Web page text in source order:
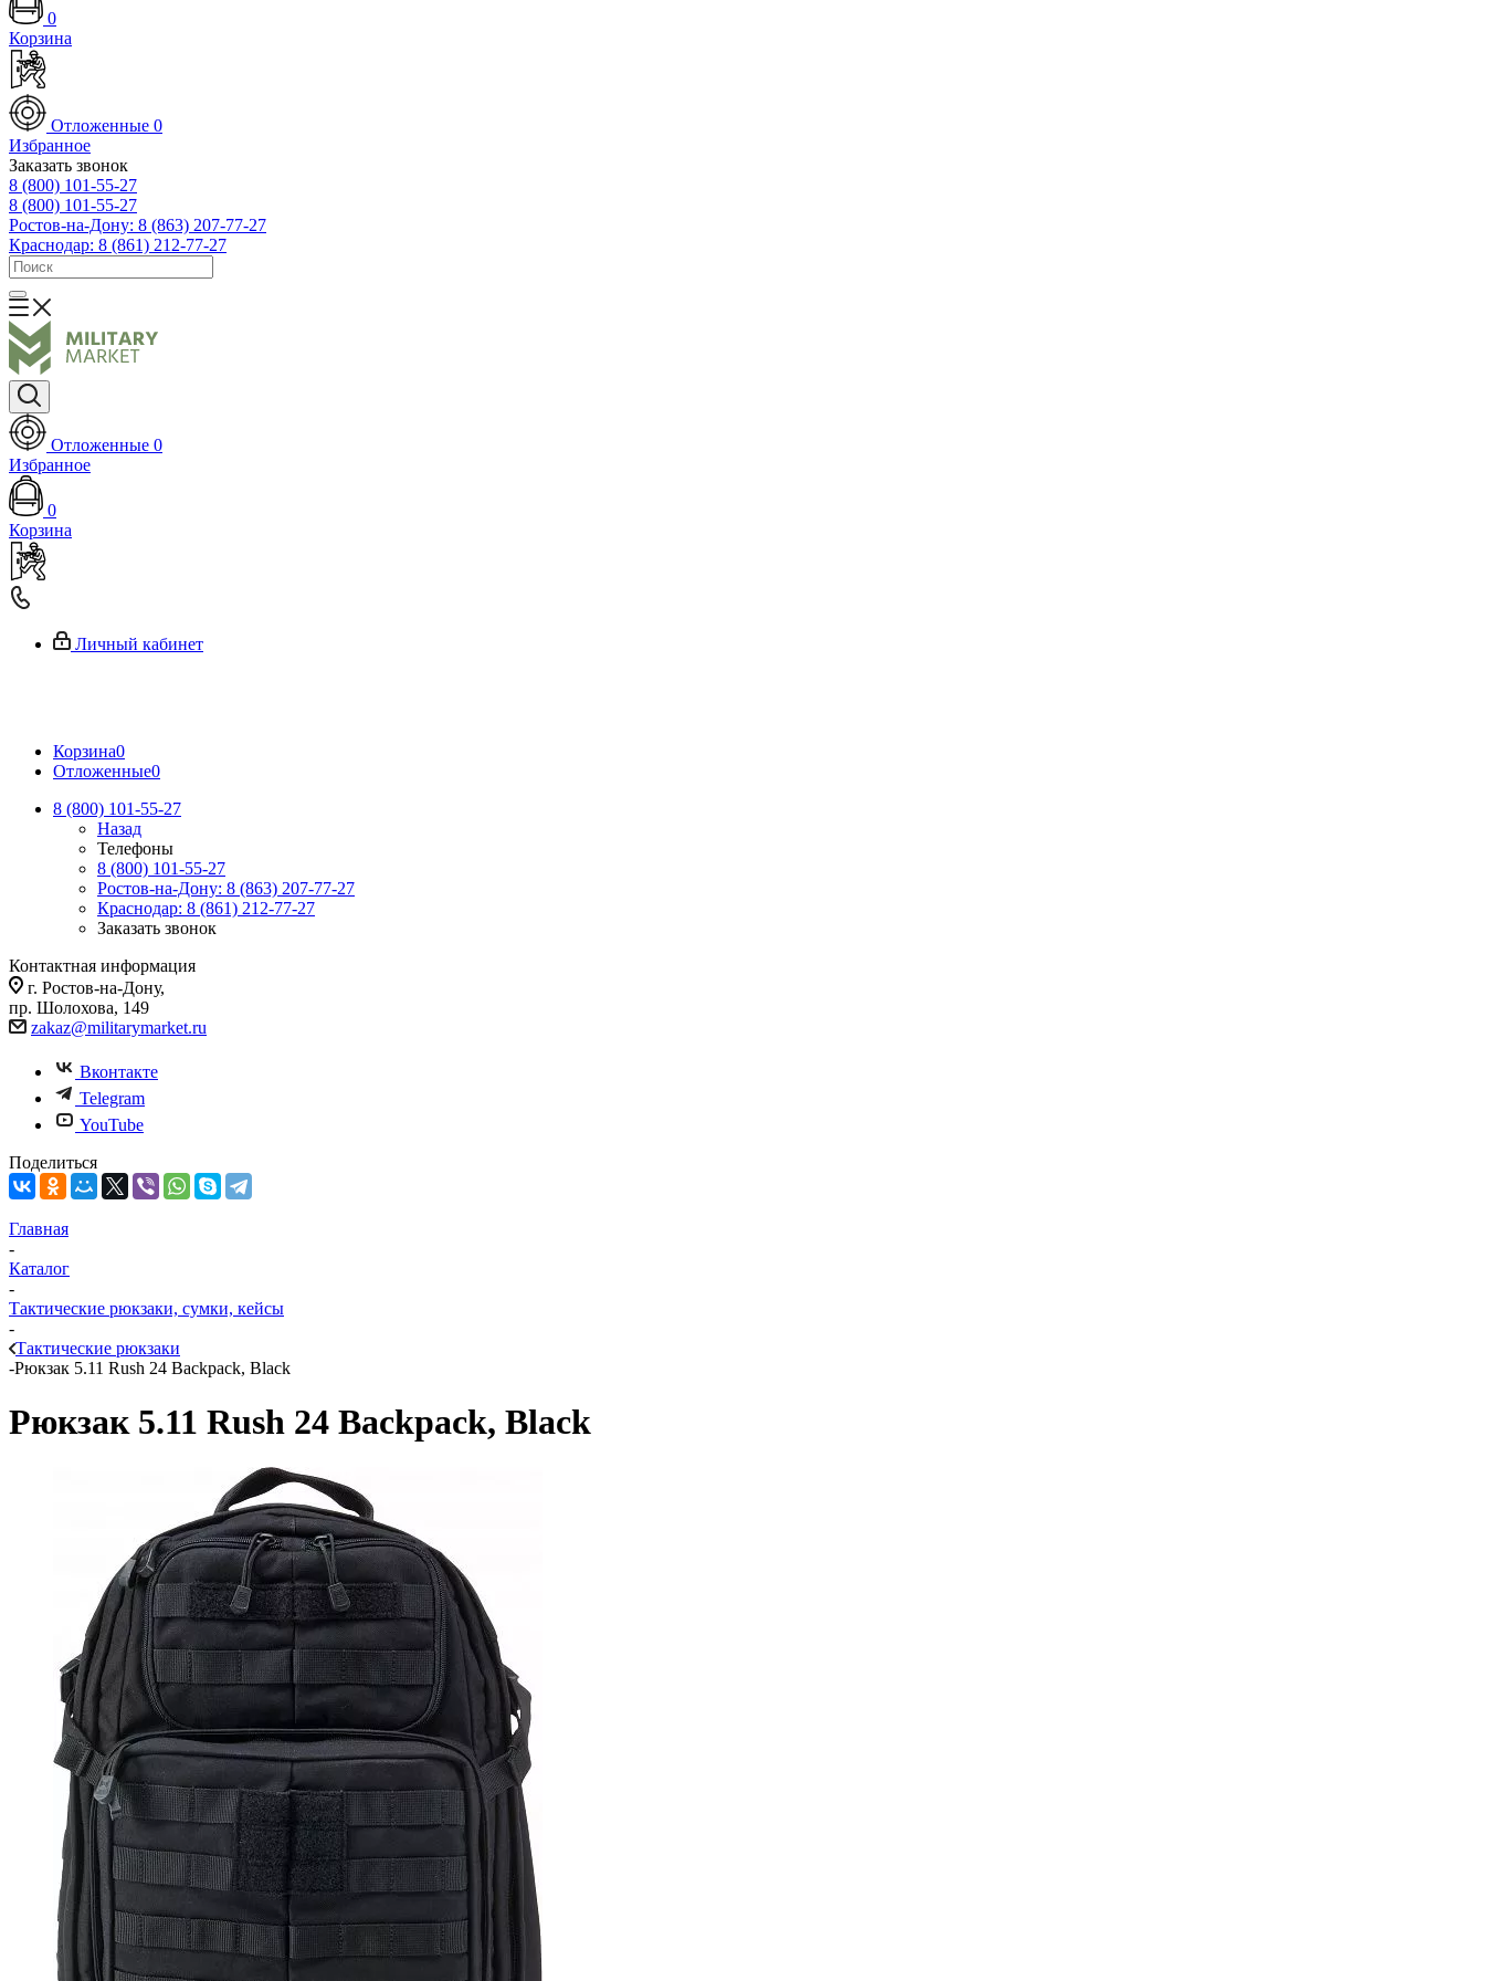
0
Корзина
Отложенные 0
Избранное
Заказать звонок
8 (800) 101-55-27
8 (800) 101-55-27
Ростов-на-Дону: 8 (863) 207-77-27
Краснодар: 8 (861) 212-77-27
Отложенные 0
Избранное
0
Корзина
Личный кабинет
Корзина0
Отложенные0
8 (800) 101-55-27
Назад
Телефоны
8 (800) 101-55-27
Ростов-на-Дону: 8 (863) 207-77-27
Краснодар: 8 (861) 212-77-27
Заказать звонок
Контактная информация
г. Ростов-на-Дону,
пр. Шолохова, 149
zakaz@militarymarket.ru
Вконтакте
Telegram
YouTube
Поделиться
Главная
-
Каталог
-
Тактические рюкзаки, сумки, кейсы
-
Тактические рюкзаки
-Рюкзак 5.11 Rush 24 Backpack, Black
Рюкзак 5.11 Rush 24 Backpack, Black